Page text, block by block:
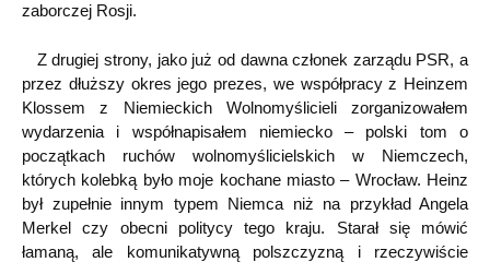
zaborczej Rosji.
Z drugiej strony, jako już od dawna członek zarządu PSR, a
przez dłuższy okres jego prezes, we współpracy z Heinzem
Klossem z Niemieckich Wolnomyślicieli zorganizowałem
wydarzenia i współnapisałem niemiecko – polski tom o
początkach ruchów wolnomyślicielskich w Niemczech,
których kolebką było moje kochane miasto – Wrocław. Heinz
był zupełnie innym typem Niemca niż na przykład Angela
Merkel czy obecni politycy tego kraju. Starał się mówić
łamaną, ale komunikatywną polszczyzną i rzeczywiście